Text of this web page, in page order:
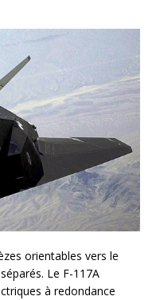
orientables vers le
Le F-117A
à redondance